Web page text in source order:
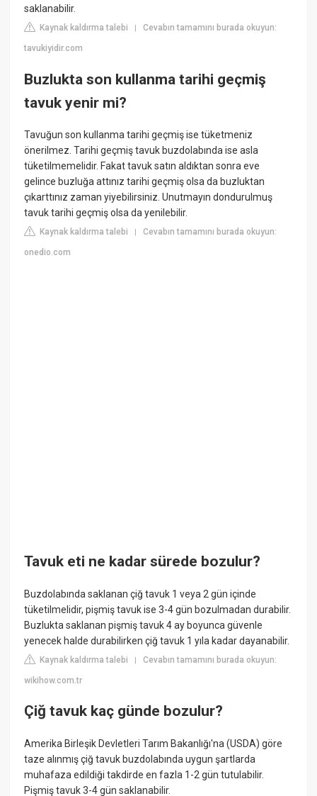
saklanabilir.
Kaynak kaldırma talebi |Cevabın tamamını burada okuyun:
tavukiyidir.com
Buzlukta son kullanma tarihi geçmiş
tavuk yenir mi?
Tavuğun son kullanma tarihi geçmiş ise tüketmeniz
önerilmez. Tarihi geçmiş tavuk buzdolabında ise asla
tüketilmemelidir. Fakat tavuk satın aldıktan sonra eve
gelince buzluğa attınız tarihi geçmiş olsa da buzluktan
çıkarttınız zaman yiyebilirsiniz. Unutmayın dondurulmuş
tavuk tarihi geçmiş olsa da yenilebilir.
Kaynak kaldırma talebi |Cevabın tamamını burada okuyun:
onedio.com
Tavuk eti ne kadar sürede bozulur?
Buzdolabında saklanan çiğ tavuk 1 veya 2 gün içinde
tüketilmelidir, pişmiş tavuk ise 3-4 gün bozulmadan durabilir.
Buzlukta saklanan pişmiş tavuk 4 ay boyunca güvenle
yenecek halde durabilirken çiğ tavuk 1 yıla kadar dayanabilir.
Kaynak kaldırma talebi |Cevabın tamamını burada okuyun:
wikihow.com.tr
Çiğ tavuk kaç günde bozulur?
Amerika Birleşik Devletleri Tarım Bakanlığı'na (USDA) göre
taze alınmış çiğ tavuk buzdolabında uygun şartlarda
muhafaza edildiği takdirde en fazla 1-2 gün tutulabilir.
Pişmiş tavuk 3-4 gün saklanabilir.